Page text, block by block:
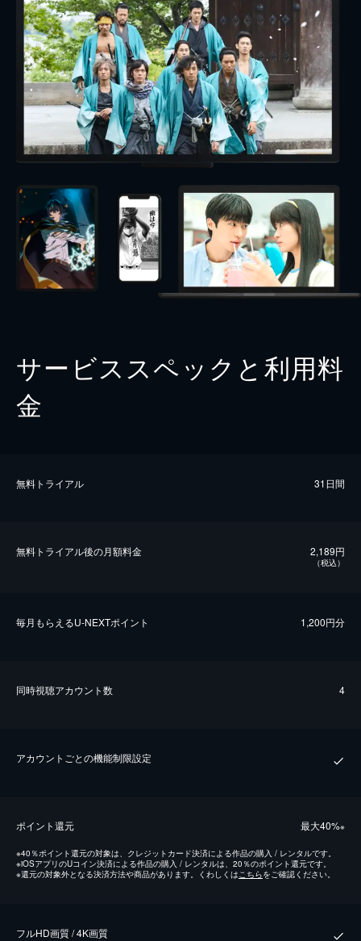
サービススペックと利用料
金
無料トライアル 31日間
無料トライアル後の⽉額料金 2,189円
（税込）
毎⽉もらえるU-NEXTポイント 1,200円分
同時視聴アカウント数 4
アカウントごとの機能制限設定
ポイント還元 最⼤40%※
※40％ポイント還元の対象は、クレジットカード決済による作品の購入 / レンタルです。
※iOSアプリのUコイン決済による作品の購入 / レンタルは、20％のポイント還元です。
※還元の対象外となる決済方法や商品があります。くわしくはこちらをご確認ください。
フルHD画質 / 4K画質